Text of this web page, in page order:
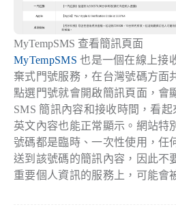
MyTempSMS 查看簡訊頁面
MyTempSMS 也是一個在線上接
棄式門號服務，在台灣號碼方面
點選門號就會開啟簡訊頁面，會
SMS 簡訊內容和接收時間，看
英文內容也能正常顯示。網站特
號碼都是臨時、一次性使用，任
送到該號碼的簡訊內容，因此不
重要個人資訊的服務上，可能會